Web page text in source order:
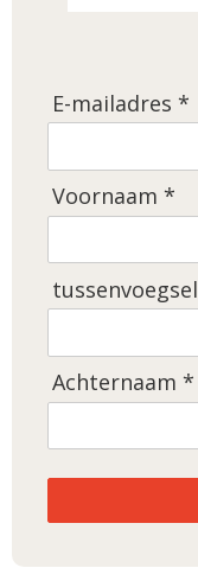
E-mailadres *
Voornaam *
tussenvoegsel
Achternaam *